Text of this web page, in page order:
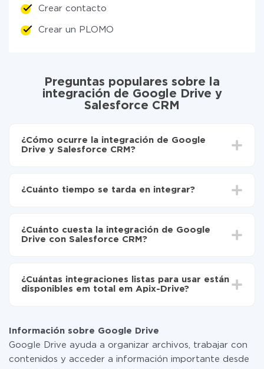
Crear contacto
Crear un PLOMO
Preguntas populares sobre la
integración de Google Drive y
Salesforce CRM
¿Cómo ocurre la integración de Google
Drive y Salesforce CRM?
Elija qué datos transferir de Google Drive a
Ahora los datos se transferirán automáticamente
de Google Drive a Salesforce CRM
¿Cuánto tiempo se tarda en integrar?
oscilar entre 5 y 30 minutos. En promedio, la
configuración tarda entre 10 y 15 minutos.
¿Cuánto cuesta la integración de Google
Drive con Salesforce CRM?
tarifas. Usted solo paga por la cantidad de datos que
realmente se transfieren de uno de sus sistemas a otro
manera segura un plan de tarifa gratuita o cambiar a
uno de pago, si es necesario. Más detalles sobre
tarifas.
¿Cuántas integraciones listas para usar están
disponibles em total em Apix-Drive?
CRM
Información sobre Google Drive
Google Drive ayuda a organizar archivos, trabajar con
contenidos y acceder a información importante desde